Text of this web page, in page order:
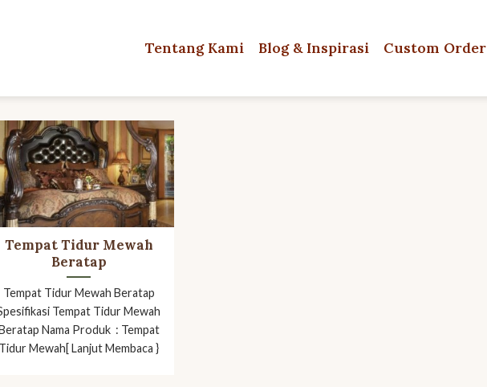
Tentang Kami Blog & Inspirasi Custom Order
Tempat Tidur Mewah
Beratap
Tempat Tidur Mewah Beratap
Tempat Tidur Mewah
Nama Produk : Tempat
Tidur Mewah[ Lanjut Membaca }